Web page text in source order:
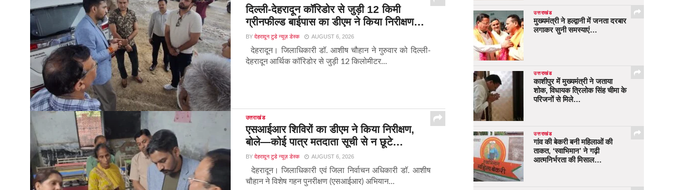
दिल्ली-देहरादून कॉरिडोर से जुड़ी 12 किमी
ग्रीनफील्ड बाईपास का डीएम ने किया निरीक्षण…
BY देहरादून टुडे न्यूज़ डेस्क AUGUST 6, 2026
देहरादून। जिलाधिकारी डॉ. आशीष चौहान ने गुरुवार को दिल्ली-
देहरादून आर्थिक कॉरिडोर से जुड़ी 12 किलोमीटर...
उत्तराखंड
एसआईआर शिविरों का डीएम ने किया निरीक्षण,
बोले—कोई पात्र मतदाता सूची से न छूटे…
BY देहरादून टुडे न्यूज़ डेस्क AUGUST 6, 2026
देहरादून। जिलाधिकारी एवं जिला निर्वाचन अधिकारी डॉ. आशीष
चौहान ने विशेष गहन पुनरीक्षण (एसआईआर) अभियान...
उत्तराखंड
मुख्यमंत्री ने हल्द्वानी में जनता दरबार
लगाकर सुनी समस्याएं…
उत्तराखंड
काशीपुर में मुख्यमंत्री ने जताया
शोक, विधायक त्रिलोक सिंह चीमा के
परिजनों से मिले…
उत्तराखंड
गांव की बेकरी बनी महिलाओं की
ताकत, ‘स्वाभिमान’ ने गढ़ी
आत्मनिर्भरता की मिसाल…